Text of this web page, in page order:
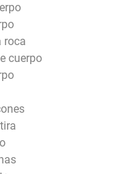
roca
cuerpo